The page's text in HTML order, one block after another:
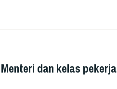
dan kelas pekerja